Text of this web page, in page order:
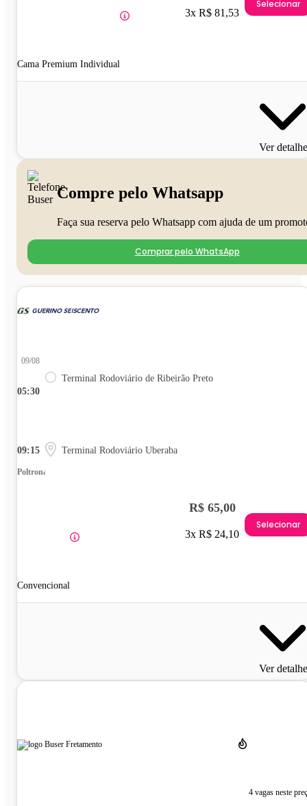
Cama Premium Individual
3x R$ 81,53
Selecionar
Ver
Compre pelo Whatsapp
Faça sua reserva pelo Whatsapp com ajuda de um
Comprar pelo WhatsApp
05:30
09/08
Terminal Rodoviário de Ribeirão Preto
09:15 Terminal Rodoviário Uberaba
Poltrona
Convencional
R$ 65,00
3x R$ 24,10
Selecionar
Ver
4 vagas neste